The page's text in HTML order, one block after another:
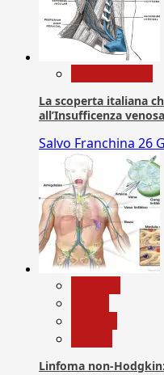
La scoperta italiana
all’Insufficenza
Salvo Franchina 26
Linfoma non-